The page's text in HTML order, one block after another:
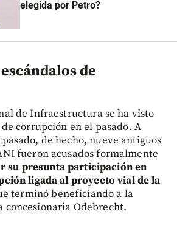
elegida por Petro?
de
de Infraestructura se ha visto
corrupción en el pasado. A
de hecho, nueve antiguos
fueron acusados formalmente
su presunta participación en
ligada al proyecto vial de la
terminó beneficiando a la
concesionaria Odebrecht.